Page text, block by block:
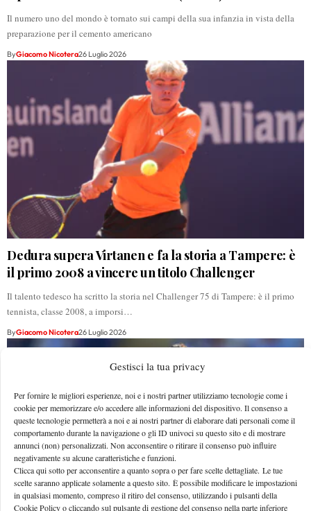
Gestisci la tua privacy
Per fornire le migliori esperienze, noi e i nostri partner utilizziamo tecnologie come i
cookie per memorizzare e/o accedere alle informazioni del dispositivo. Il consenso a
queste tecnologie permetterà a noi e ai nostri partner di elaborare dati personali come il
comportamento durante la navigazione o gli ID univoci su questo sito e di mostrare
annunci (non) personalizzati. Non acconsentire o ritirare il consenso può influire
negativamente su alcune caratteristiche e funzioni.
Clicca qui sotto per acconsentire a quanto sopra o per fare scelte dettagliate. Le tue
scelte saranno applicate solamente a questo sito. È possibile modificare le impostazioni
in qualsiasi momento, compreso il ritiro del consenso, utilizzando i pulsanti della
Cookie Policy o cliccando sul pulsante di gestione del consenso nella parte inferiore
Il numero uno del mondo è tornato sui campi della sua infanzia in vista della
preparazione per il cemento americano
ByGiacomo Nicotera26 Luglio 2026
Dedura supera Virtanen e fa la storia a Tampere: è
il primo 2008 a vincere un titolo Challenger
Il talento tedesco ha scritto la storia nel Challenger 75 di Tampere: è il primo
tennista, classe 2008, a imporsi…
ByGiacomo Nicotera26 Luglio 2026